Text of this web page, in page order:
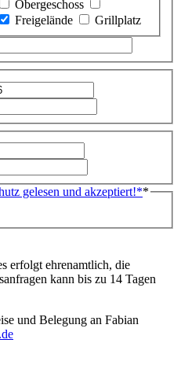
Obergeschoss
Freigelände
Grillplatz
gelesen und akzeptiert!**
erfolgt ehrenamtlich, die
kann bis zu 14 Tagen
und Belegung an Fabian